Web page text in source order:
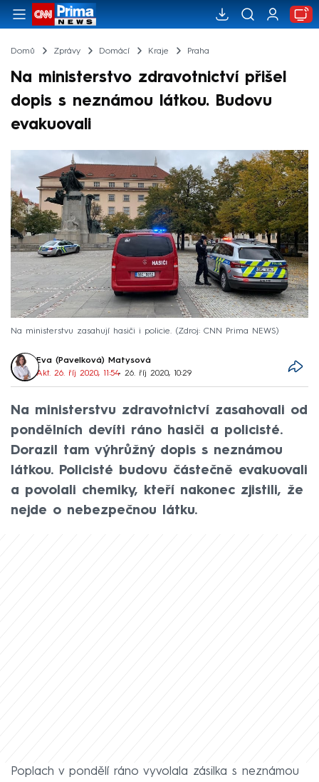
Domů Zprávy Domácí Kraje Praha
Na ministerstvo zdravotnictví přišel
dopis s neznámou látkou. Budovu
evakuovali
Na ministerstvu zasahují hasiči i policie. Zdroj: CNN Prima NEWS
Eva (Pavelková) Matysová
Akt. 26. říj 2020, 11:54• 26. říj 2020, 10:29
Na ministerstvu zdravotnictví zasahovali od
pondělních devíti ráno hasiči a policisté.
Dorazil tam výhrůžný dopis s neznámou
látkou. Policisté budovu částečně evakuovali
a povolali chemiky, kteří nakonec zjistili, že
nejde o nebezpečnou látku.
Poplach v pondělí ráno vyvolala zásilka s neznámou